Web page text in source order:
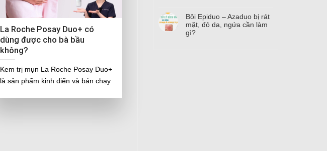
La Roche Posay Duo+ có
dùng được cho bà bầu
không?
Kem trị mụn La Roche Posay Duo+
là sản phẩm kinh điển và bán chạy
Bôi Epiduo – Azaduo bị rát
mặt, đỏ da, ngứa cần làm
gì?